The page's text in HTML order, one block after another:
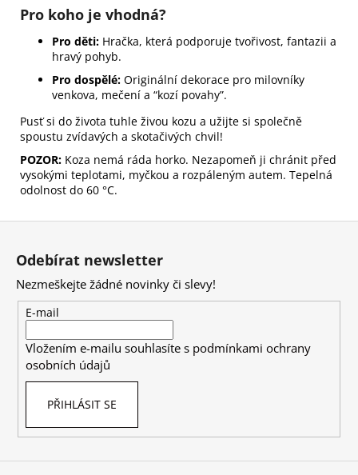
Pro koho je vhodná?
Pro děti: Hračka, která podporuje tvořivost, fantazii a
hravý pohyb.
Pro dospělé: Originální dekorace pro milovníky
venkova, mečení a “kozí povahy”.
Pusť si do života tuhle živou kozu a užijte si společně
spoustu zvídavých a skotačivých chvil!
POZOR: Koza nemá ráda horko. Nezapomeň ji chránit před
vysokými teplotami, myčkou a rozpáleným autem. Tepelná
odolnost do 60 °C.
Z
Odebírat newsletter
Nezmeškejte žádné novinky či slevy!
E-mail
Vložením e-mailu souhlasíte s podmínkami ochrany
osobních údajů
PŘIHLÁSIT SE